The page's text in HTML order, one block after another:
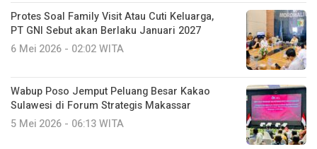
Protes Soal Family Visit Atau Cuti Keluarga,
PT GNI Sebut akan Berlaku Januari 2027
6 Mei 2026 - 02:02 WITA
Wabup Poso Jemput Peluang Besar Kakao
Sulawesi di Forum Strategis Makassar
5 Mei 2026 - 06:13 WITA